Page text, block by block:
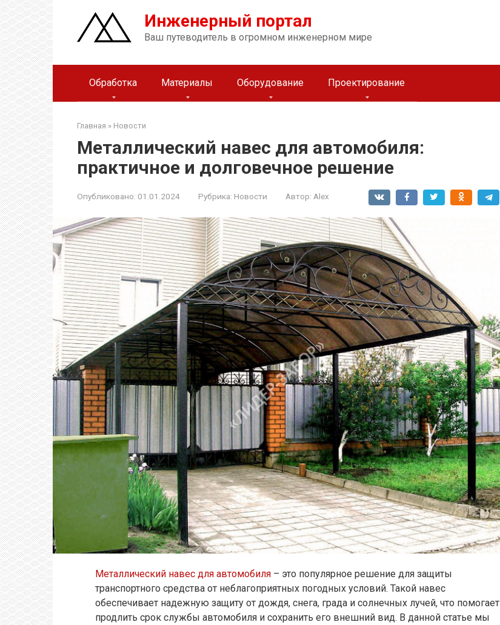
Перейти
к
контенту
Инженерный портал
Ваш путеводитель в огромном инженерном мире
Обработка Материалы Оборудование Проектирование
Главная » Новости
Металлический навес для автомобиля:
практичное и долговечное решение
Опубликовано: 01.01.2024 Рубрика: Новости Автор: Alex
Металлический навес для автомобиля – это популярное решение для защиты
транспортного средства от неблагоприятных погодных условий. Такой навес
обеспечивает надежную защиту от дождя, снега, града и солнечных лучей, что помогает
продлить срок службы автомобиля и сохранить его внешний вид. В данной статье мы